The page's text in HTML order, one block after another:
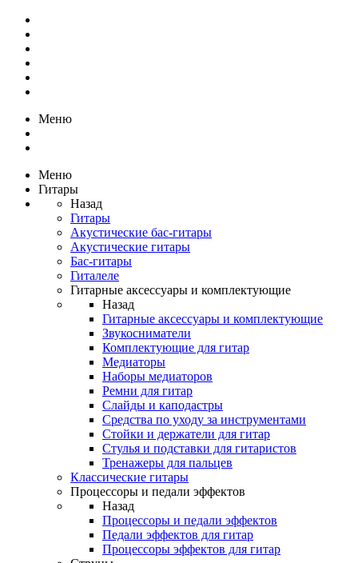
Меню
Меню
Гитары
Назад
Гитары
Акустические бас-гитары
Акустические гитары
Бас-гитары
Гиталеле
Гитарные аксессуары и комплектующие
Назад
Гитарные аксессуары и комплектующие
Звукосниматели
Комплектующие для гитар
Медиаторы
Наборы медиаторов
Ремни для гитар
Слайды и каподастры
Средства по уходу за инструментами
Стойки и держатели для гитар
Стулья и подставки для гитаристов
Тренажеры для пальцев
Классические гитары
Процессоры и педали эффектов
Назад
Процессоры и педали эффектов
Педали эффектов для гитар
Процессоры эффектов для гитар